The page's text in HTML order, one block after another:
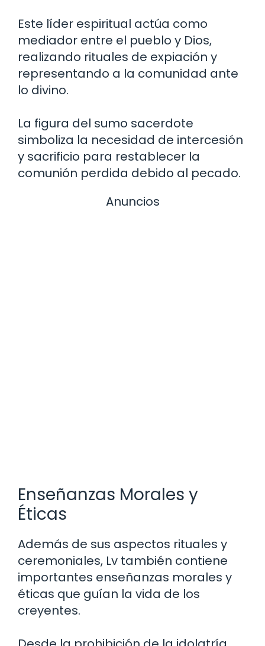
Este líder espiritual actúa como
mediador entre el pueblo y Dios,
realizando rituales de expiación y
representando a la comunidad ante
lo divino.
La figura del sumo sacerdote
simboliza la necesidad de intercesión
y sacrificio para restablecer la
comunión perdida debido al pecado.
Anuncios
Enseñanzas Morales y
Éticas
Además de sus aspectos rituales y
ceremoniales, Lv también contiene
importantes enseñanzas morales y
éticas que guían la vida de los
creyentes.